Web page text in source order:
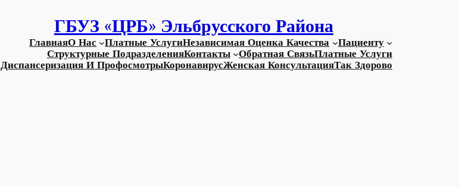
ГБУЗ «ЦРБ» Эльбрусского Района
ГлавнаяО Нас Платные УслугиНезависимая Оценка Качества
Пациенту
Структурные ПодразделенияКонтакты Обратная СвязьПлатные Услуги
Диспансеризация И ПрофосмотрыКоронавирусЖенская КонсультацияТак Здорово